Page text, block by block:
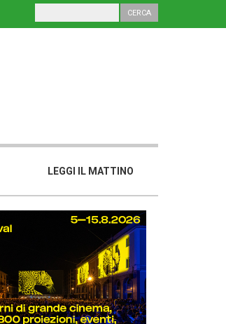
LEGGI IL MATTINO